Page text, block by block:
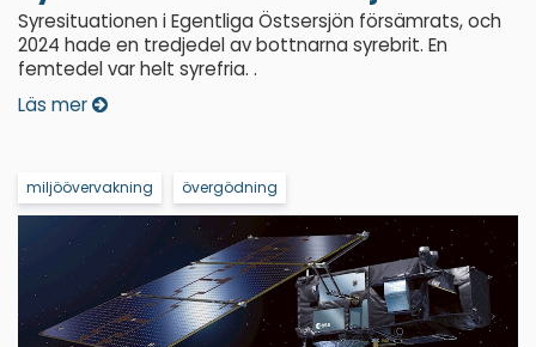
Syresituationen i Egentliga Östsersjön försämrats, och
2024 hade en tredjedel av bottnarna syrebrit. En
femtedel var helt syrefria. .
Läs mer
miljöövervakning övergödning